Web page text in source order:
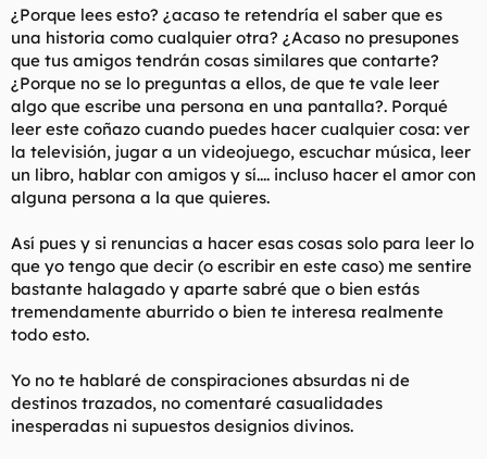
r
e
l
t
e
m
a
n
c
i
o
¿Porque lees esto? ¿acaso te retendría el saber que es
una historia como cualquier otra? ¿Acaso no presupones
que tus amigos tendrán cosas similares que contarte?
¿Porque no se lo preguntas a ellos, de que te vale leer
algo que escribe una persona en una pantalla?. Porqué
leer este coñazo cuando puedes hacer cualquier cosa: ver
la televisión, jugar a un videojuego, escuchar música, leer
un libro, hablar con amigos y sí.... incluso hacer el amor con
alguna persona a la que quieres.
Así pues y si renuncias a hacer esas cosas solo para leer lo
que yo tengo que decir (o escribir en este caso) me sentire
bastante halagado y aparte sabré que o bien estás
tremendamente aburrido o bien te interesa realmente
todo esto.
Yo no te hablaré de conspiraciones absurdas ni de
destinos trazados, no comentaré casualidades
inesperadas ni supuestos designios divinos.